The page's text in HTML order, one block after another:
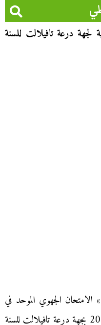
لجهة درعة تافيلالت للسنة
الامتحان الجهوي الموحد في
مادة «اللغة الفرنسية» دورة يونيو 2018 بجهة درعة تافيلالت للسنة